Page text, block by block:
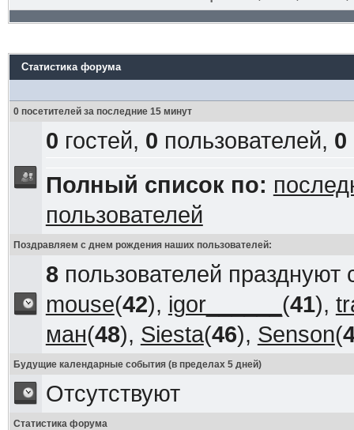
Статистика форума
0 посетителей за последние 15 минут
0 гостей, 0 пользователей, 0
Полный список по:
пользователей
Поздравляем с днем рождения наших пользователей:
8пользователей празднуют
mouse(42), igor______ (41),
ман(48), Siesta(46), Senson(
Будущие календарные события (в пределах 5 дней)
Отсутствуют
Статистика форума